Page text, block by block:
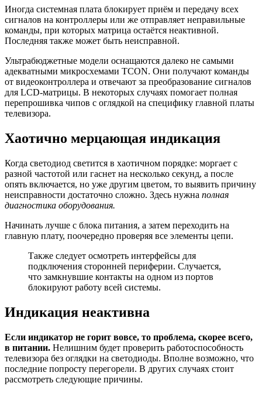
Иногда системная плата блокирует приём и передачу всех
сигналов на контроллеры или же отправляет неправильные
команды, при которых матрица остаётся неактивной.
Последняя также может быть неисправной.
Ультрабюджетные модели оснащаются далеко не самыми
адекватными микросхемами TCON. Они получают команды
от видеоконтроллера и отвечают за преобразование сигналов
для LCD-матрицы. В некоторых случаях помогает полная
перепрошивка чипов с оглядкой на специфику главной платы
телевизора.
Хаотично мерцающая индикация
Когда светодиод светится в хаотичном порядке: моргает с
разной частотой или гаснет на несколько секунд, а после
опять включается, но уже другим цветом, то выявить причину
неисправности достаточно сложно. Здесь нужна полная
диагностика оборудования.
Начинать лучше с блока питания, а затем переходить на
главную плату, поочередно проверяя все элементы цепи.
Также следует осмотреть интерфейсы для
подключения сторонней периферии. Случается,
что замкнувшие контакты на одном из портов
блокируют работу всей системы.
Индикация неактивна
Если индикатор не горит вовсе, то проблема, скорее всего,
в питании. Нелишним будет проверить работоспособность
телевизора без оглядки на светодиоды. Вполне возможно, что
последние попросту перегорели. В других случаях стоит
рассмотреть следующие причины.